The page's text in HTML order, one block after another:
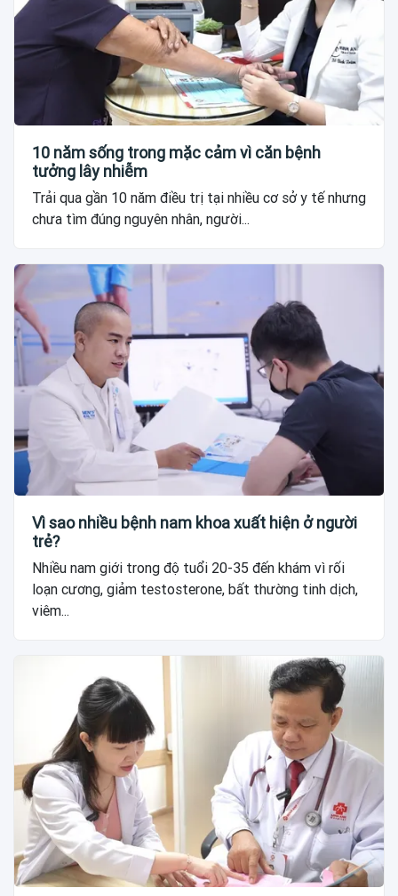
10 năm sống trong mặc cảm vì căn bệnh
tưởng lây nhiễm
Trải qua gần 10 năm điều trị tại nhiều cơ sở y tế nhưng
chưa tìm đúng nguyên nhân, người...
Vì sao nhiều bệnh nam khoa xuất hiện ở người
trẻ?
Nhiều nam giới trong độ tuổi 20-35 đến khám vì rối
loạn cương, giảm testosterone, bất thường tinh dịch,
viêm...